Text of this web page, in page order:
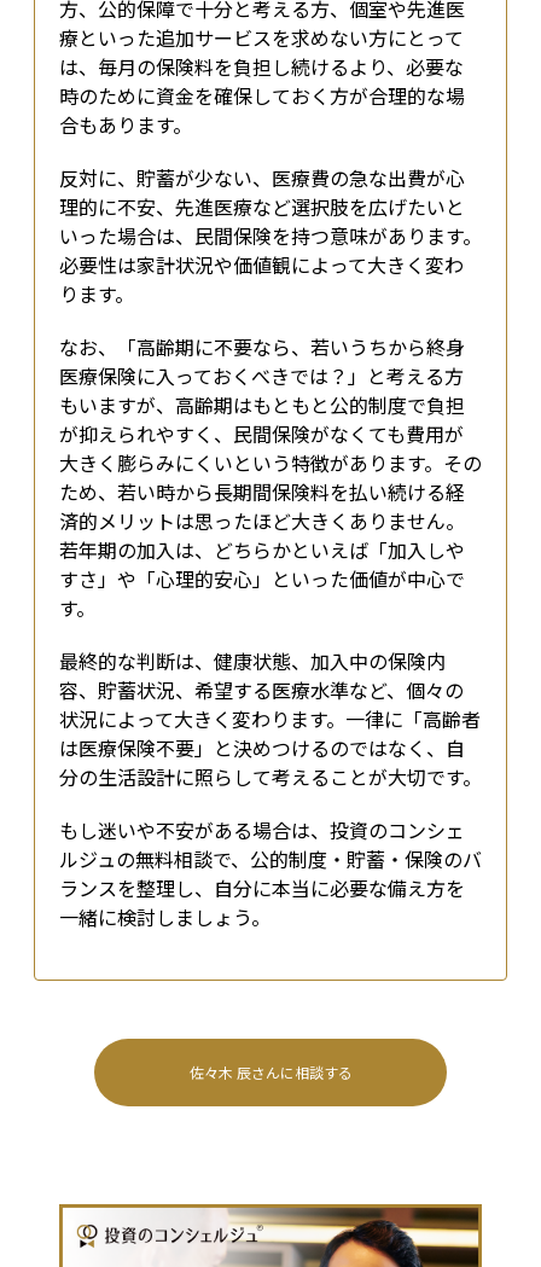
方、公的保障で十分と考える方、個室や先進医
療といった追加サービスを求めない方にとって
は、毎月の保険料を負担し続けるより、必要な
時のために資金を確保しておく方が合理的な場
合もあります。
反対に、貯蓄が少ない、医療費の急な出費が心
理的に不安、先進医療など選択肢を広げたいと
いった場合は、民間保険を持つ意味があります。
必要性は家計状況や価値観によって大きく変わ
ります。
なお、「高齢期に不要なら、若いうちから終身
医療保険に入っておくべきでは？」と考える方
もいますが、高齢期はもともと公的制度で負担
が抑えられやすく、民間保険がなくても費用が
大きく膨らみにくいという特徴があります。その
ため、若い時から長期間保険料を払い続ける経
済的メリットは思ったほど大きくありません。
若年期の加入は、どちらかといえば「加入しや
すさ」や「心理的安心」といった価値が中心で
す。
最終的な判断は、健康状態、加入中の保険内
容、貯蓄状況、希望する医療水準など、個々の
状況によって大きく変わります。一律に「高齢者
は医療保険不要」と決めつけるのではなく、自
分の生活設計に照らして考えることが大切です。
もし迷いや不安がある場合は、投資のコンシェ
ルジュの無料相談で、公的制度・貯蓄・保険のバ
ランスを整理し、自分に本当に必要な備え方を
一緒に検討しましょう。
佐々木 辰さんに相談する